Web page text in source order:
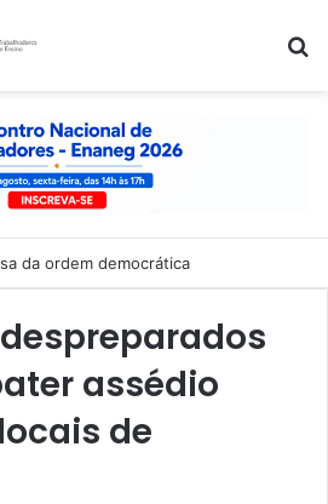
da ordem democrática
assédio
de